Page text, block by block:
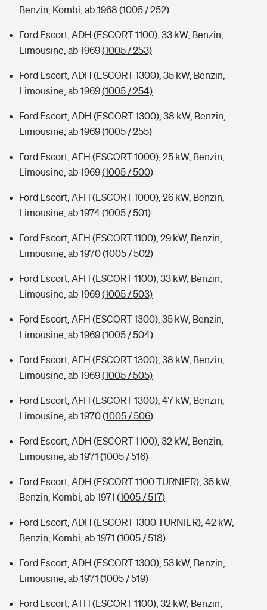
Benzin, Kombi, ab 1968 (1005 / 252)
Ford Escort, ADH (ESCORT 1100), 33 kW, Benzin,
Limousine, ab 1969(1005 / 253)
Ford Escort, ADH (ESCORT 1300), 35 kW, Benzin,
Limousine, ab 1969(1005 / 254)
Ford Escort, ADH (ESCORT 1300), 38 kW, Benzin,
Limousine, ab 1969(1005 / 255)
Ford Escort, AFH (ESCORT 1000), 25 kW, Benzin,
Limousine, ab 1969(1005 / 500)
Ford Escort, AFH (ESCORT 1000), 26 kW, Benzin,
Limousine, ab 1974(1005 / 501)
Ford Escort, AFH (ESCORT 1100), 29 kW, Benzin,
Limousine, ab 1970(1005 / 502)
Ford Escort, AFH (ESCORT 1100), 33 kW, Benzin,
Limousine, ab 1969(1005 / 503)
Ford Escort, AFH (ESCORT 1300), 35 kW, Benzin,
Limousine, ab 1969(1005 / 504)
Ford Escort, AFH (ESCORT 1300), 38 kW, Benzin,
Limousine, ab 1969(1005 / 505)
Ford Escort, AFH (ESCORT 1300), 47 kW, Benzin,
Limousine, ab 1970(1005 / 506)
Ford Escort, ADH (ESCORT 1100), 32 kW, Benzin,
Limousine, ab 1971 (1005 / 516)
Ford Escort, ADH (ESCORT 1100 TURNIER), 35 kW,
Benzin, Kombi, ab 1971 (1005 / 517)
Ford Escort, ADH (ESCORT 1300 TURNIER), 42 kW,
Benzin, Kombi, ab 1971 (1005 / 518)
Ford Escort, ADH (ESCORT 1300), 53 kW, Benzin,
Limousine, ab 1971 (1005 / 519)
Ford Escort, ATH (ESCORT 1100), 32 kW, Benzin,